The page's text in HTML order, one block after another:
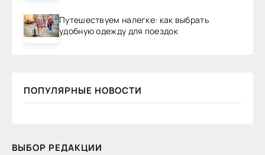
Путешествуем налегке: как выбрать
удобную одежду для поездок
ПОПУЛЯРНЫЕ НОВОСТИ
ВЫБОР РЕДАКЦИИ